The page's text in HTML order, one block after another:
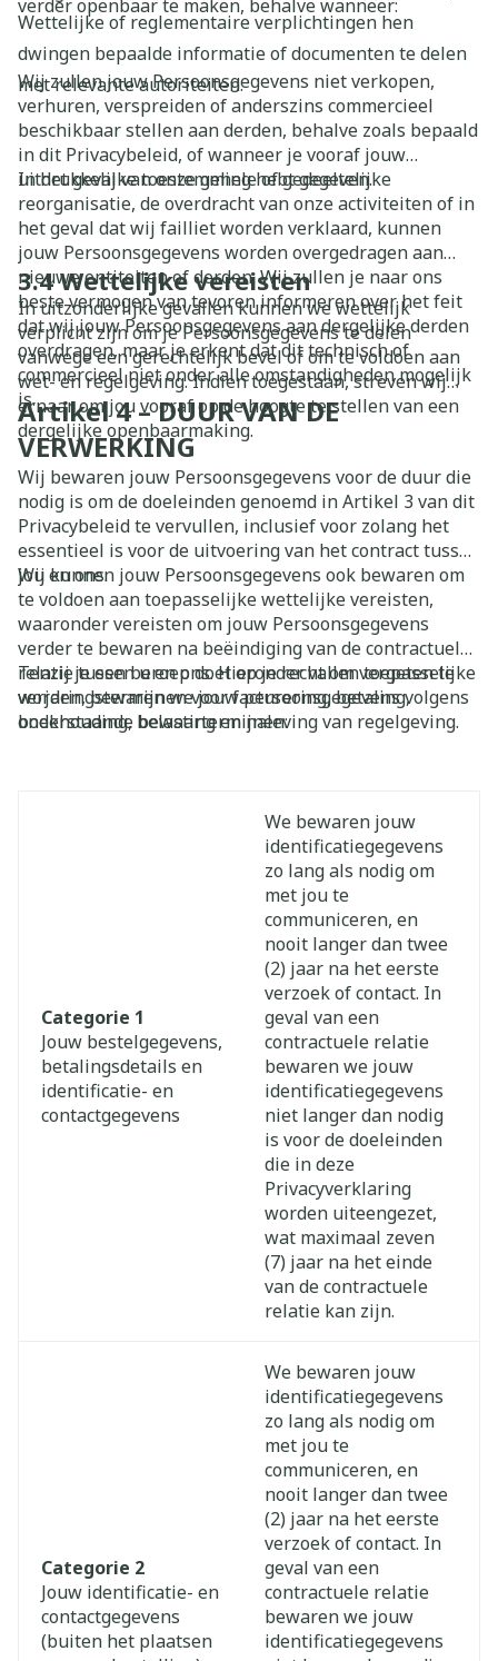
verder openbaar te maken, behalve wanneer:
Wettelijke of reglementaire verplichtingen hen
dwingen bepaalde informatie of documenten te delen
met relevante autoriteiten.
Wij zullen jouw Persoonsgegevens niet verkopen,
verhuren, verspreiden of anderszins commercieel
beschikbaar stellen aan derden, behalve zoals bepaald
in dit Privacybeleid, of wanneer je vooraf jouw
uitdrukkelijke toestemming hebt gegeven.
In het geval van onze gehele of gedeeltelijke
reorganisatie, de overdracht van onze activiteiten of in
het geval dat wij failliet worden verklaard, kunnen
jouw Persoonsgegevens worden overgedragen aan
nieuwe entiteiten of derden. Wij zullen je naar ons
beste vermogen van tevoren informeren over het feit
dat wij jouw Persoonsgegevens aan dergelijke derden
overdragen, maar je erkent dat dit technisch of
commercieel niet onder alle omstandigheden mogelijk
is.
3.4 Wettelijke vereisten
In uitzonderlijke gevallen kunnen we wettelijk
verplicht zijn om je Persoonsgegevens te delen
vanwege een gerechtelijk bevel of om te voldoen aan
wet- en regelgeving. Indien toegestaan, streven wij
ernaar om jou vooraf op de hoogte te stellen van een
dergelijke openbaarmaking.
Artikel 4 – DUUR VAN DE
VERWERKING
Wij bewaren jouw Persoonsgegevens voor de duur die
nodig is om de doeleinden genoemd in Artikel 3 van dit
Privacybeleid te vervullen, inclusief voor zolang het
essentieel is voor de uitvoering van het contract tussen
jou en ons.
Wij kunnen jouw Persoonsgegevens ook bewaren om
te voldoen aan toepasselijke wettelijke vereisten,
waaronder vereisten om jouw Persoonsgegevens
verder te bewaren na beëindiging van de contractuele
relatie tussen u en ons. Hieronder vallen toepasselijke
verjaringstermijnen voor facturering, betaling,
boekhouding, belasting en naleving van regelgeving.
Tenzij je een beroep doet op je recht om vergeten te
worden, bewaren we jouw persoonsgegevens volgens
onderstaande bewaartermijnen:
Categorie 1
Jouw bestelgegevens,
betalingsdetails en
identificatie- en
contactgegevens
We bewaren jouw
identificatiegegevens
zo lang als nodig om
met jou te
communiceren, en
nooit langer dan twee
(2) jaar na het eerste
verzoek of contact. In
geval van een
contractuele relatie
bewaren we jouw
identificatiegegevens
niet langer dan nodig
is voor de doeleinden
die in deze
Privacyverklaring
worden uiteengezet,
wat maximaal zeven
(7) jaar na het einde
van de contractuele
relatie kan zijn.
Categorie 2
Jouw identificatie- en
contactgegevens
(buiten het plaatsen
We bewaren jouw
identificatiegegevens
zo lang als nodig om
met jou te
communiceren, en
nooit langer dan twee
(2) jaar na het eerste
verzoek of contact. In
geval van een
contractuele relatie
bewaren we jouw
identificatiegegevens